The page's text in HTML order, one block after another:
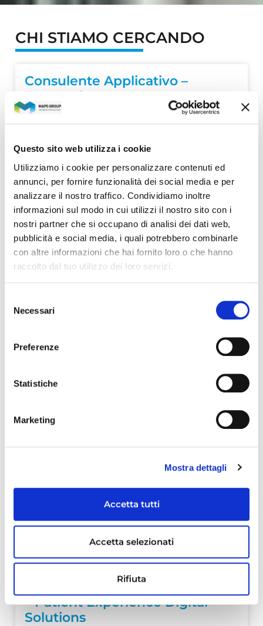
Questo sito web utilizza i cookie
Utilizziamo i cookie per personalizzare contenuti ed
annunci, per fornire funzionalità dei social media e per
analizzare il nostro traffico. Condividiamo inoltre
informazioni sul modo in cui utilizzi il nostro sito con i
nostri partner che si occupano di analisi dei dati web,
pubblicità e social media, i quali potrebbero combinarle
con altre informazioni che hai fornito loro o che hanno
raccolto dal tuo utilizzo dei loro servizi.
delNecessari
Preferenze
Statistiche
Marketing
Mostra dettagli
Accetta tutti
Accetta selezionati
Rifiuta
CHI STIAMO CERCANDO
Consulente Applicativo –
Esperto buste paga
Azienda: Iasi S.r.l.
Cerchiamo un Consulente Applicativo in
importante cliente di Bari con conoscenza
dei processi Payroll e gestione risorse umane
VAI ALL'OFFERTA
31 Luglio 2026
Azienda: Maps Healthcare S.p.A Sede: Parma
per unirsi al nostro team dedicato alla messa
22 Luglio 2026
Healthcare Business Consultant
– Patient Experience Digital
Solutions